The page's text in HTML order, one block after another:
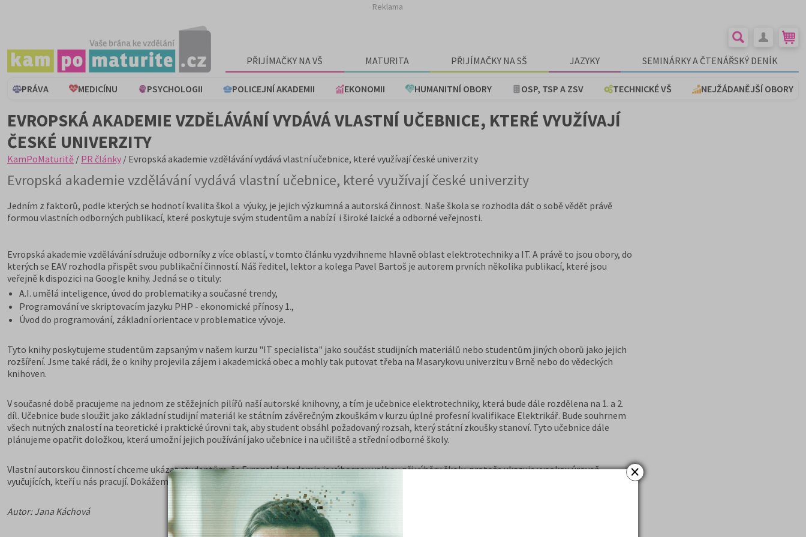
×
Reklama
PŘIJÍMAČKY NA VŠ MATURITA PŘIJÍMAČKY NA SŠ JAZYKY SEMINÁRKY A ČTENÁŘSKÝ DENÍK
PRÁVA MEDICÍNU PSYCHOLOGII POLICEJNÍ AKADEMII EKONOMII HUMANITNÍ OBORY OSP, TSP A ZSV TECHNICKÉ VŠ NEJŽÁDANĚJŠÍ OBORY
EVROPSKÁ AKADEMIE VZDĚLÁVÁNÍ VYDÁVÁ VLASTNÍ UČEBNICE, KTERÉ VYUŽÍVAJÍ
ČESKÉ UNIVERZITY
KamPoMaturitě / PR články / Evropská akademie vzdělávání vydává vlastní učebnice, které využívají české univerzity
Evropská akademie vzdělávání vydává vlastní učebnice, které využívají české univerzity
Jedním z faktorů, podle kterých se hodnotí kvalita škol a výuky, je jejich výzkumná a autorská činnost. Naše škola se rozhodla dát o sobě vědět právě
formou vlastních odborných publikací, které poskytuje svým studentům a nabízí i široké laické a odborné veřejnosti.
Evropská akademie vzdělávání sdružuje odborníky z více oblastí, v tomto článku vyzdvihneme hlavně oblast elektrotechniky a IT. A právě to jsou obory, do
kterých se EAV rozhodla přispět svou publikační činností. Náš ředitel, lektor a kolega Pavel Bartoš je autorem prvních několika publikací, které jsou
veřejně k dispozici na Google knihy. Jedná se o tituly:
A.I. umělá inteligence, úvod do problematiky a současné trendy,
Programování ve skriptovacím jazyku PHP - ekonomické přínosy 1.,
Úvod do programování, základní orientace v problematice vývoje.
Tyto knihy poskytujeme studentům zapsaným v našem kurzu "IT specialista" jako součást studijních materiálů nebo studentům jiných oborů jako jejich
rozšíření. Jsme také rádi, že o knihy projevila zájem i akademická obec a mohly tak putovat třeba na Masarykovu univerzitu v Brně nebo do vědeckých
knihoven.
V současné době pracujeme na jednom ze stěžejních pilířů naší autorské knihovny, a tím je učebnice elektrotechniky, která bude dále rozdělena na 1. a 2.
díl. Učebnice bude sloužit jako základní studijní materiál ke státním závěrečným zkouškám v kurzu úplné profesní kvalifikace Elektrikář. Bude souhrnem
všech nutných znalostí na teoretické i praktické úrovni tak, aby student obsáhl požadovaný rozsah, který státní zkoušky stanoví. Tyto učebnice dále
plánujeme opatřit doložkou, která umožní jejich používání jako učebnice i na učiliště a střední odborné školy.
Vlastní autorskou činností chceme ukázat studentům, že Evropská akademie je výbornou volbou při výběru školy, protože ukazuje vysokou úroveň
vyučujících, kteří u nás pracují. Dokážeme naučit jak základy, tak i vyhovět náročnějším požadavkům pokročilých studentů.
Autor: Jana Káchová